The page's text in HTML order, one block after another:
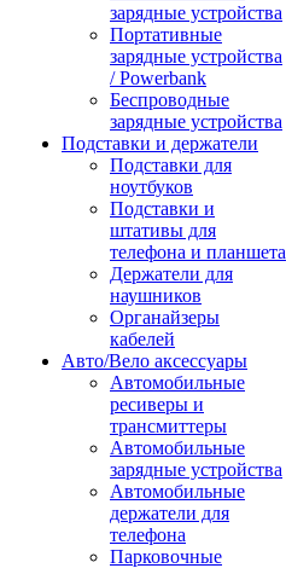
зарядные устройства
Портативные
зарядные устройства
/ Powerbank
Беспроводные
зарядные устройства
Подставки и держатели
Подставки для
ноутбуков
Подставки и
штативы для
телефона и планшета
Держатели для
наушников
Органайзеры
кабелей
Авто/Вело аксессуары
Автомобильные
ресиверы и
трансмиттеры
Автомобильные
зарядные устройства
Автомобильные
держатели для
телефона
Парковочные